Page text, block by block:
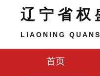
辽宁省权
LIAONING
首页